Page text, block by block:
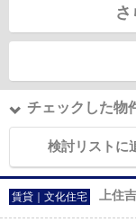
チェックした物
検討リストに
賃貸｜文化住宅 上住